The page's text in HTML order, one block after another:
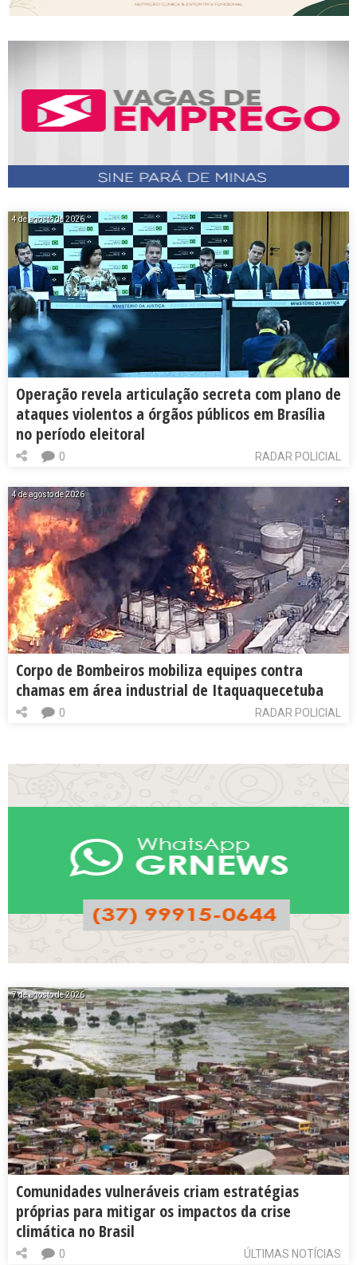
4 de agosto de 2026
Operação revela articulação secreta com plano de
ataques violentos a órgãos públicos em Brasília
no período eleitoral
RADAR POLICIAL
0
4 de agosto de 2026
Corpo de Bombeiros mobiliza equipes contra
chamas em área industrial de Itaquaquecetuba
RADAR POLICIAL
0
7 de agosto de 2026
Comunidades vulneráveis criam estratégias
próprias para mitigar os impactos da crise
climática no Brasil
ÚLTIMAS NOTÍCIAS
0